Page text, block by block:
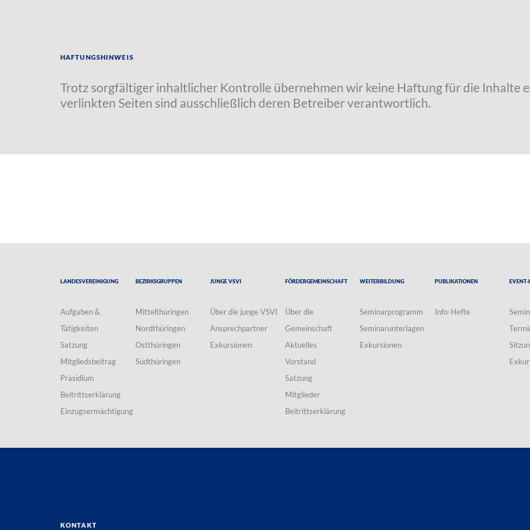
Haftungshinweis
Trotz sorgfältiger inhaltlicher Kontrolle übernehmen wir keine Haftung für die Inhalte
verlinkten Seiten sind ausschließlich deren Betreiber verantwortlich.
Landesvereinigung
Aufgaben &
Tätigkeiten
Satzung
Mitgliedsbeitrag
Präsidium
Beitrittserklärung
Einzugsermächtigung
Bezirksgruppen
Mittelthüringen
Nordthüringen
Ostthüringen
Südthüringen
Junge VSVI
Über die junge VSVI
Ansprechpartner
Exkursionen
Fördergemeinschaft
Über die
Gemeinschaft
Aktuelles
Vorstand
Satzung
Mitglieder
Beitrittserklärung
Weiterbildung
Seminarprogramm
Seminarunterlagen
Exkursionen
Publikationen
Info-Hefte
Kontakt